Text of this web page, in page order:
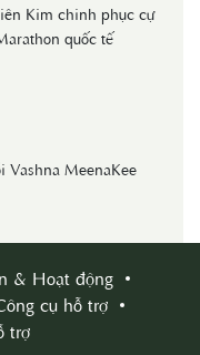
Kim chinh phục cự
quốc tế
Vashna MeenaKee
& Hoạt động
cụ hỗ trợ
trợ